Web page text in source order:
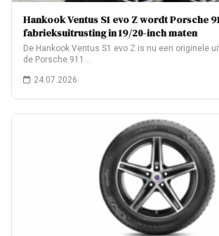
Hankook Ventus S1 evo Z wordt Porsche
fabrieksuitrusting in 19/20-inch maten
De Hankook Ventus S1 evo Z is nu een originele
de Porsche 911…
24.07.2026